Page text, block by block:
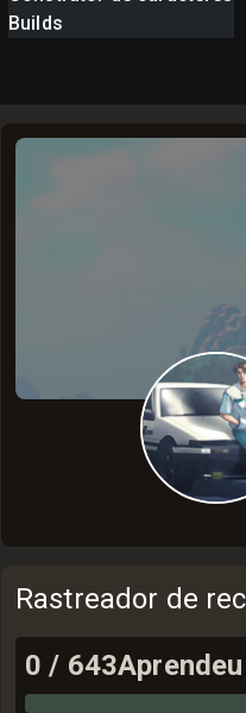
Builds
Rastreador de
0 / 643Aprendeu